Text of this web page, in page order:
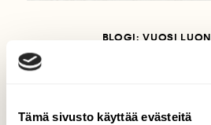
Tämä sivusto käyttää evästeitä
BLOGI: VUOSI
Toivotaan